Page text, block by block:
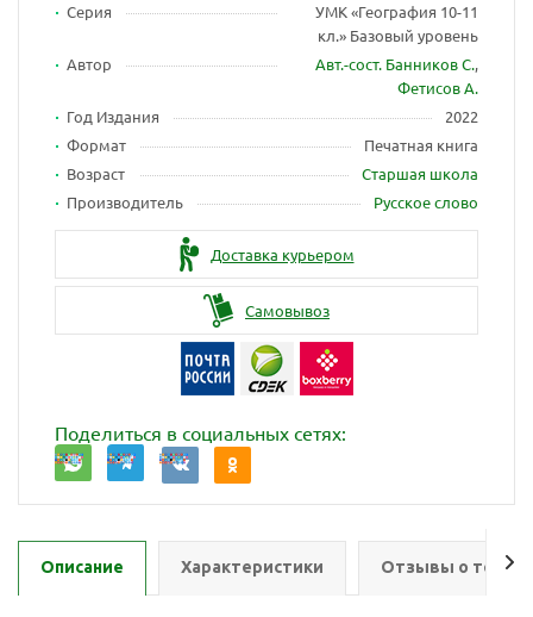
Серия
УМК «География 10-11
кл.» Базовый уровень
Автор
Авт.-сост. Банников С.,
Фетисов А.
Год Издания
2022
Формат
Печатная книга
Возраст
Старшая школа
Производитель
Русское слово
Доставка курьером
Самовывоз
Поделиться в социальных сетях:
Описание Характеристики Отзывы о